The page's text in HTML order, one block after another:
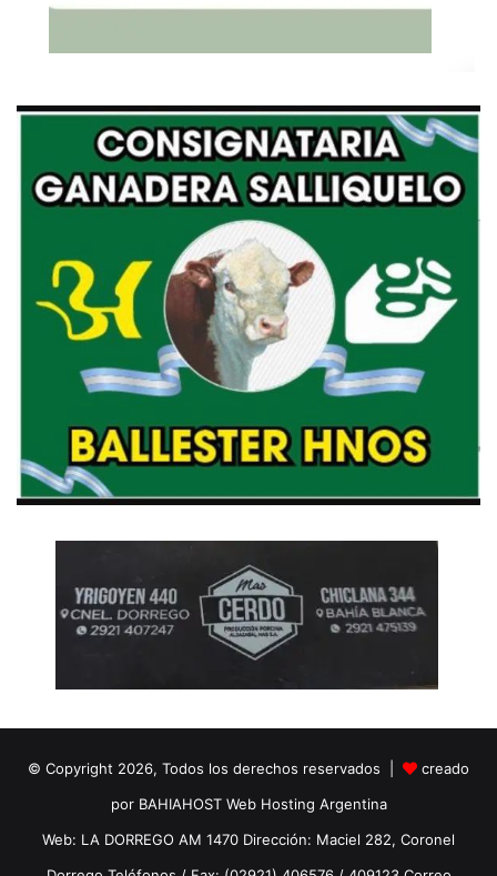
© Copyright 2026, Todos los derechos reservados |
creado
por BAHIAHOST Web Hosting Argentina
Web: LA DORREGO AM 1470 Dirección: Maciel 282, Coronel